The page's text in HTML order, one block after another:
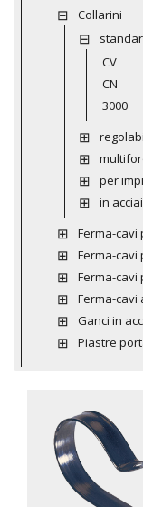
Collarini
CV
CN
3000
per
in
Ferma-cavi
Ferma-
Ferma-
Ferma-cavi
Ganci in
Piastre